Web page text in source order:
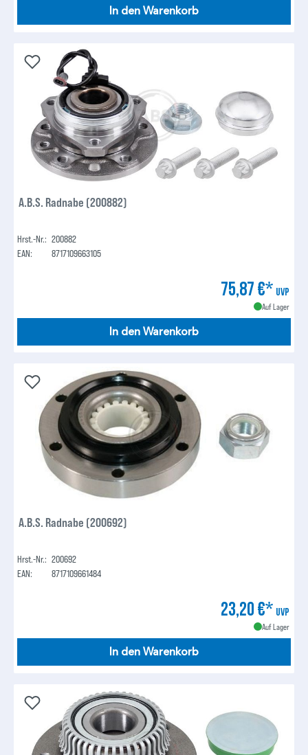
In den Warenkorb
A.B.S. Radnabe (200882)
Hrst.-Nr.: 200882
EAN:
8717109663105
75,87 €* UVP
Auf Lager
In den Warenkorb
A.B.S. Radnabe (200692)
Hrst.-Nr.: 200692
EAN:
8717109661484
23,20 €* UVP
Auf Lager
In den Warenkorb